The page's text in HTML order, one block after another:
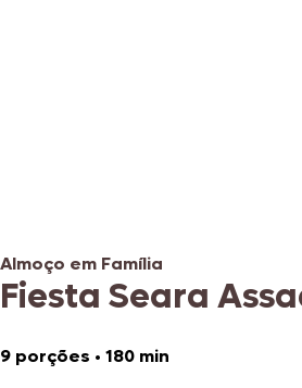
Almoço em Família
Fiesta Seara
9 porções • 180 min